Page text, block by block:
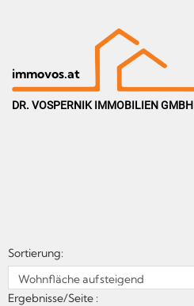
immovos.at
DR. VOSPERNIK IMMOBILIEN GMBH
Sortierung:
Ergebnisse/Seite :